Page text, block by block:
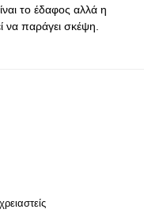
το έδαφος αλλά η
παράγει σκέψη.